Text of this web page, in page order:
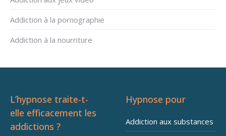
Addiction à la pornographie
Addiction à la nourriture
L’hypnose traite-t-
elle efficacement les
addictions ?
Hypnose pour
Addiction aux substances